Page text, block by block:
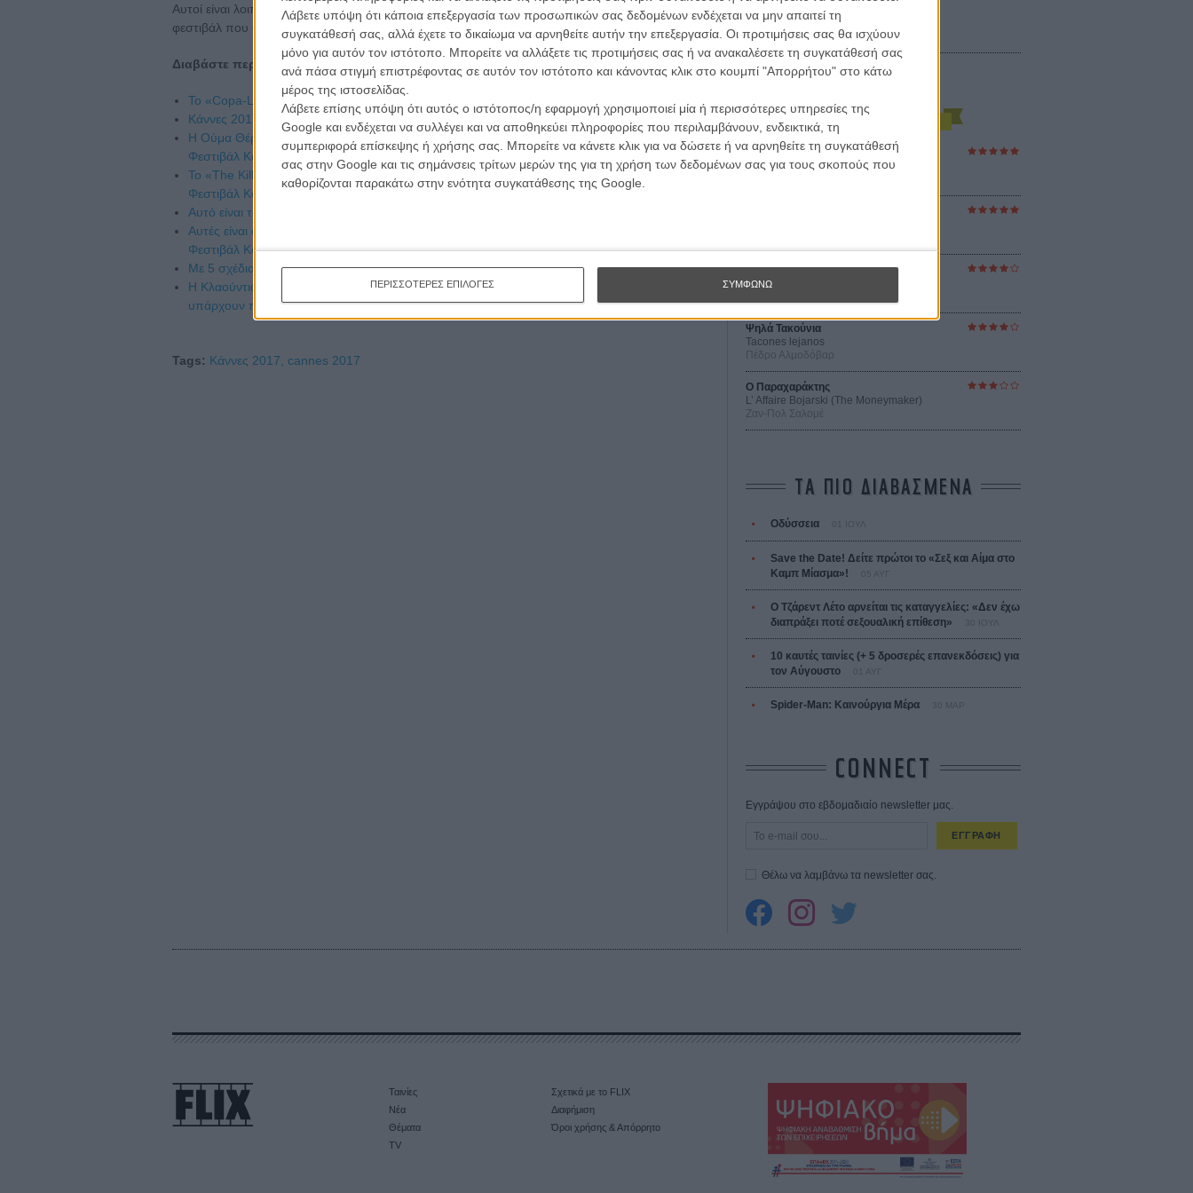
Λάβετε υπόψη ότι κάποια επεξεργασία των προσωπικών σας δεδομένων ενδέχεται να μην απαιτεί τη
συγκατάθεσή σας, αλλά έχετε το δικαίωμα να αρνηθείτε αυτήν την επεξεργασία. Οι προτιμήσεις σας θα ισχύουν
μόνο για αυτόν τον ιστότοπο. Μπορείτε να αλλάξετε τις προτιμήσεις σας ή να ανακαλέσετε τη συγκατάθεσή σας
ανά πάσα στιγμή επιστρέφοντας σε αυτόν τον ιστότοπο και κάνοντας κλικ στο κουμπί "Απορρήτου" στο κάτω
μέρος της ιστοσελίδας.
Λάβετε επίσης υπόψη ότι αυτός ο ιστότοπος/η εφαρμογή χρησιμοποιεί μία ή περισσότερες υπηρεσίες της
Google και ενδέχεται να συλλέγει και να αποθηκεύει πληροφορίες που περιλαμβάνουν, ενδεικτικά, τη
συμπεριφορά επίσκεψης ή χρήσης σας. Μπορείτε να κάνετε κλικ για να δώσετε ή να αρνηθείτε τη συγκατάθεσή
σας στην Google και τις σημάνσεις τρίτων μερών της για τη χρήση των δεδομένων σας για τους σκοπούς που
καθορίζονται παρακάτω στην ενότητα συγκατάθεσης της Google.
ΠΕΡΙΣΣΟΤΕΡΕΣ ΕΠΙΛΟΓΕΣ ΣΥΜΦΩΝΩ
Αυτοί είναι λοιπόν οι άνθρωποι που θα απονείμουν τον επετειακό 70ο Χρυσό Φοίνικα στο φετινό
φεστιβάλ που θα διεξαχθεί από τις 17 μέχρι και τις 28 Μαΐου.
Διαβάστε περισσότερα:
Το «Copa-Loca» του Χρήστου Μασσαλά στο Δεκαπενθήμερο του Φεστιβάλ Καννών
Κάννες 2017: ανακοινώθηκε το πρόγραμμα για το Δεκαπενθήμερο των Σκηνοθετών
Η Ούμα Θέρμαν πρόεδρος της κριτικής επιτροπής στο τμήμα Ενα Κάποιο Βλέμμα του
Φεστιβάλ Καννών
Το «The Killing of a Sacred Deer» του Γιώργου Λάνθιμου στο διαγωνιστικό τμήμα του 70ού
Φεστιβάλ Καννών
Αυτό είναι το επίσημο πρόγραμμα του 70ού Φεστιβάλ Καννών
Αυτές είναι οι ταινίες μικρού μήκους που διαγωνίζονται για τον Χρυσό Φοίνικα στο φετινό
Φεστιβάλ Καννών!
Με 5 σχέδια ταινιών φτάνει στις Κάννες η Αγορά του Φεστιβάλ Θεσσαλονίκης
Η Κλαούντια Καρντινάλε απαντά για την αφίσα του Φεστιβάλ Καννών: «Είναι μια χαρά,
υπάρχουν πολύ σοβαρότερα θέματα να συζητάμε»
Tags: Κάννες 2017, cannes 2017
Οι Αρμονίες Βερκμάιστερ
Werckmeister Harmonies
Οδύσσεια
The Odyssey
Ψηλά Τακούνια
Tacones lejanos
Πέδρο Αλμοδόβαρ
Ο Παραχαράκτης
L’ Affaire Bojarski (The Moneymaker)
Ζαν-Πολ Σαλομέ
ΤΑ ΠΙΟ ΔΙΑΒΑΣΜΕΝΑ
Οδύσσεια
Save the Date! Δείτε πρώτοι το «Σεξ και Αίμα στο
Καμπ Μίασμα»!
Ο Τζάρεντ Λέτο αρνείται τις καταγγελίες: «Δεν έχω
διαπράξει ποτέ σεξουαλική επίθεση»
10 καυτές ταινίες (+ 5 δροσερές επανεκδόσεις) για
τον Αύγουστο
Spider-Man: Καινούργια Μέρα 30 ΜΑΡ
CONNECT
Εγγράψου στο εβδομαδιαίο newsletter μας.
ΕΓΓΡΑΦΗ
Θέλω να λαμβάνω τα newsletter σας.
Ταινίες
Νέα
Θέματα
TV
Σχετικά με το FLIX
Διαφήμιση
Όροι χρήσης & Απόρρητο